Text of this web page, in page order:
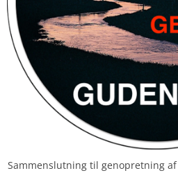
Sammenslutning til genopretning af